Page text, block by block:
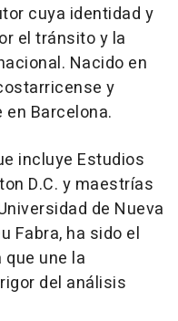
cuya identidad y
el tránsito y la
Nacido en
y
Barcelona.
incluye Estudios
D.C. y maestrías
de Nueva
Fabra, ha sido el
une la
del análisis